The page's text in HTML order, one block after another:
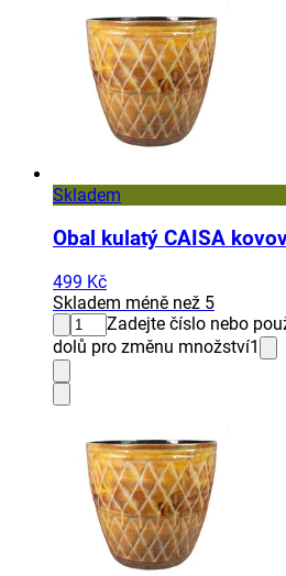
Skladem
Obal kulatý CAISA
499 Kč
Skladem méně než 5
Zadejte číslo nebo
dolů pro změnu množství1